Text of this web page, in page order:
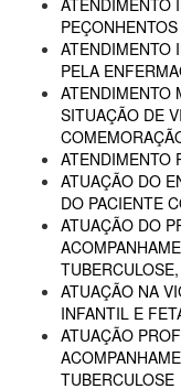
ATENDIMENTO
PEÇONHENTOS
ATENDIMENTO
PELA
ATENDIMENTO
SITUAÇÃO DE
ATENDIMENTO
ATUAÇÃO DO
DO PACIENTE
ATUAÇÃO DO
ATUAÇÃO NA
INFANTIL E
ATUAÇÃO
TUBERCULOSE